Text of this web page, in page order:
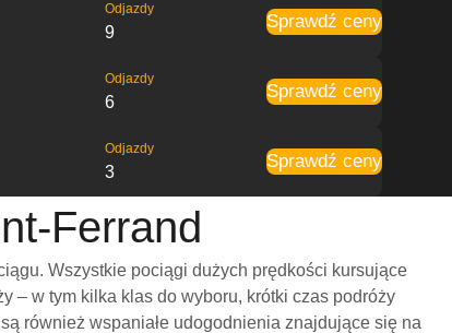
Odjazdy
9
Sprawdź ceny
Odjazdy
6
Sprawdź ceny
Odjazdy
3
Sprawdź ceny
Ferrand
Wszystkie pociągi dużych prędkości kursujące
– w tym kilka klas do wyboru, krótki czas podróży
również wspaniałe udogodnienia znajdujące się na